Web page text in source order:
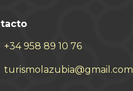
+34 958 89 10 76
turismolazubia@gmail.com